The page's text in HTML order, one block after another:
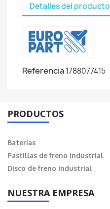
Detalles del producto
Referencia1788077415
PRODUCTOS
Baterías
Pastillas de freno industrial
Disco de freno industrial
NUESTRA EMPRESA